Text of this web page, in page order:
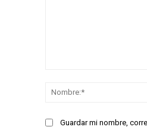
Guardar mi nombre,